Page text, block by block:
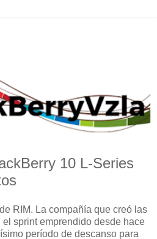
10 L-Series
RIM. La compañía que creó las
sprint emprendido desde hace
período de descanso para